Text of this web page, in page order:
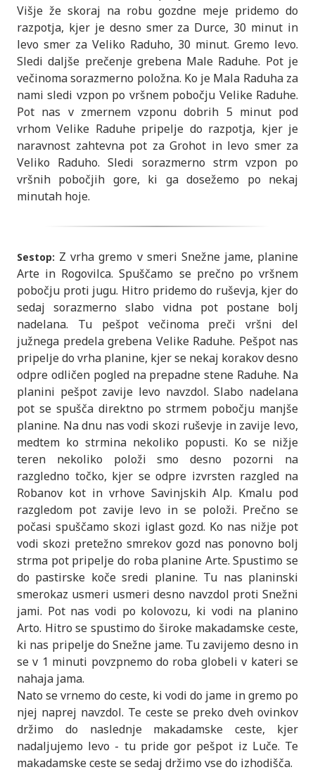
Višje že skoraj na robu gozdne meje pridemo do
razpotja, kjer je desno smer za Durce, 30 minut in
levo smer za Veliko Raduho, 30 minut. Gremo levo.
Sledi daljše prečenje grebena Male Raduhe. Pot je
večinoma sorazmerno položna. Ko je Mala Raduha za
nami sledi vzpon po vršnem pobočju Velike Raduhe.
Pot nas v zmernem vzponu dobrih 5 minut pod
vrhom Velike Raduhe pripelje do razpotja, kjer je
naravnost zahtevna pot za Grohot in levo smer za
Veliko Raduho. Sledi sorazmerno strm vzpon po
vršnih pobočjih gore, ki ga dosežemo po nekaj
minutah hoje.
Sestop: Z vrha gremo v smeri Snežne jame, planine
Arte in Rogovilca. Spuščamo se prečno po vršnem
pobočju proti jugu. Hitro pridemo do ruševja, kjer do
sedaj sorazmerno slabo vidna pot postane bolj
nadelana. Tu pešpot večinoma preči vršni del
južnega predela grebena Velike Raduhe. Pešpot nas
pripelje do vrha planine, kjer se nekaj korakov desno
odpre odličen pogled na prepadne stene Raduhe. Na
planini pešpot zavije levo navzdol. Slabo nadelana
pot se spušča direktno po strmem pobočju manjše
planine. Na dnu nas vodi skozi ruševje in zavije levo,
medtem ko strmina nekoliko popusti. Ko se nižje
teren nekoliko položi smo desno pozorni na
razgledno točko, kjer se odpre izvrsten razgled na
Robanov kot in vrhove Savinjskih Alp. Kmalu pod
razgledom pot zavije levo in se položi. Prečno se
počasi spuščamo skozi iglast gozd. Ko nas nižje pot
vodi skozi pretežno smrekov gozd nas ponovno bolj
strma pot pripelje do roba planine Arte. Spustimo se
do pastirske koče sredi planine. Tu nas planinski
smerokaz usmeri usmeri desno navzdol proti Snežni
jami. Pot nas vodi po kolovozu, ki vodi na planino
Arto. Hitro se spustimo do široke makadamske ceste,
ki nas pripelje do Snežne jame. Tu zavijemo desno in
se v 1 minuti povzpnemo do roba globeli v kateri se
nahaja jama.
Nato se vrnemo do ceste, ki vodi do jame in gremo po
njej naprej navzdol. Te ceste se preko dveh ovinkov
držimo do naslednje makadamske ceste, kjer
nadaljujemo levo - tu pride gor pešpot iz Luče. Te
makadamske ceste se sedaj držimo vse do izhodišča.